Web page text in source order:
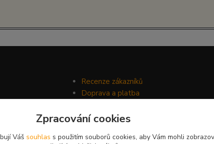
Recenze zákazníků
Doprava a platba
Obchodní podmínky
Zpracování cookies
Váš souhlas s použitím souborů cookies, aby Vám mohli